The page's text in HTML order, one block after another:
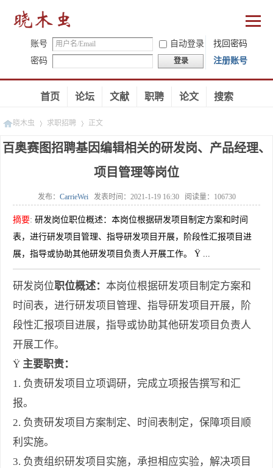
账号 自动登录
找回密码
密码
登录 注册账号
首页 论坛 文献 职聘 论文 搜索
晓木虫 求职招聘 正文
百奥赛图招聘基因编辑相关的研发岗、产品经理、
项目管理等岗位
发布： CarrieWei 发表时间： 2021-1-19 16:30 阅读量： 106730
摘要: 研发岗位职位概述：本岗位根据研发项目制定方案和时间
表，进行研发项目管理、指导研发项目开展，阶段性汇报项目进
展，指导或协助其他研发项目负责人开展工作。 Ÿ ...
研发岗位职位概述： 本岗位根据研发项目制定方案和
时间表，进行研发项目管理、指导研发项目开展，阶
段性汇报项目进展，指导或协助其他研发项目负责人
开展工作。
Ÿ 主要职责：
1. 负责研发项目立项调研，完成立项报告撰写和汇
报。
2. 负责研发项目方案制定、时间表制定，保障项目顺
利实施。
3. 负责组织研发项目实施，承担相应实验，解决项目